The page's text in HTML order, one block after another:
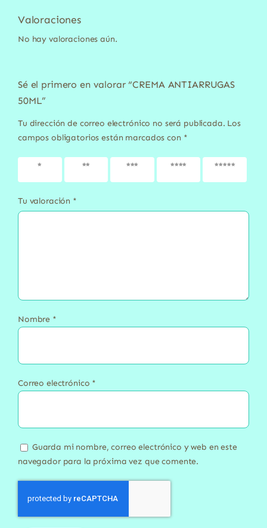
Valoraciones
No hay valoraciones aún.
Sé el primero en valorar “CREMA ANTIARRUGAS
50ML”
Tu dirección de correo electrónico no será publicada. Los
campos obligatorios están marcados con *
1 de 5
2 de 5
3 de 5
4 de 5
5 de 5
Tu valoración *
Nombre *
Correo electrónico *
Guarda mi nombre, correo electrónico y web en este
navegador para la próxima vez que comente.